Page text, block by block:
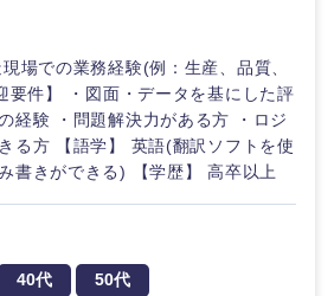
クタンク
印刷
場での業務経験(例：生産、品質、
要件】 ・図面・データを基にした評
経験 ・問題解決力がある方 ・ロジ
る方 【語学】 英語(翻訳ソフトを使
書きができる) 【学歴】 高卒以上
40代 50代